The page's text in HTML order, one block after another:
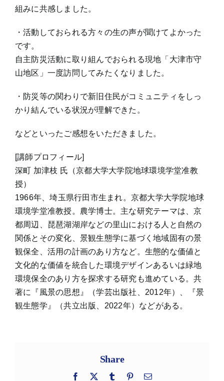
組みに共感しました。
・活動しておられる方々の生の声が聞けてよかった
です。
自主防災活動に取り組んでおられる現地「大津市守
山地区」一度訪問してみたくなりました。
・防災等の関わりで新旧住民がコミュニティをしっ
かり結んでいる状況が理解できた。
などといったご感想をいただきました。
[講師プロフィール]
深町 加津枝 氏（京都大学大学院地球環境学堂准教
授）
1966年、埼玉県行田市生まれ。京都大学大学院地球
環境学堂准教授。農学博士。主な研究テーマは、京
都周辺、琵琶湖湖岸などの里山における人と自然の
関係とその変化、景観生態学に基づく地域固有の景
観保全、活用の計画のあり方など。生態的な価値と
文化的な価値を統合した環境デザインあるいは緑地
環境保全のあり方を探求する研究も進めている。共
著に『風景の思想』（学芸出版社、2012年）、『景
観生態学』（共立出版、2022年）などがある。
Share
Facebook
X Tumblr Pinterest
電